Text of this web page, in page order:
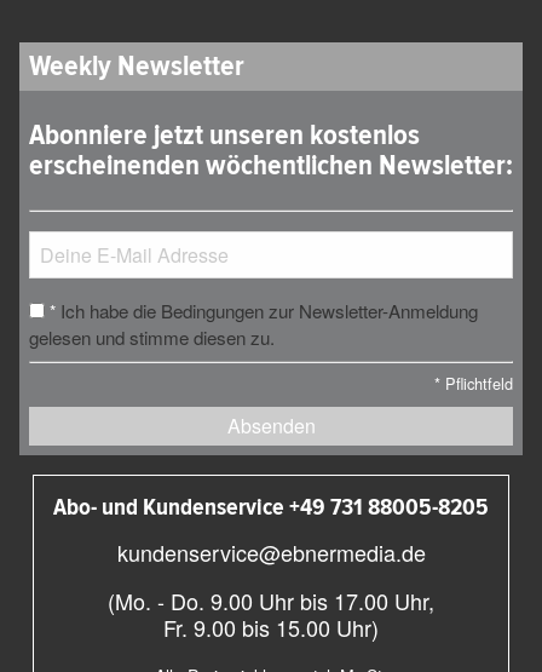
Weekly Newsletter
Abonniere jetzt unseren kostenlos
erscheinenden wöchentlichen Newsletter:
* Ich habe die Bedingungen zur Newsletter-Anmeldung
gelesen und stimme diesen zu.
* Pflichtfeld
Absenden
Abo- und Kundenservice +49 731 88005-8205
kundenservice@ebnermedia.de
(Mo. - Do. 9.00 Uhr bis 17.00 Uhr,
Fr. 9.00 bis 15.00 Uhr)